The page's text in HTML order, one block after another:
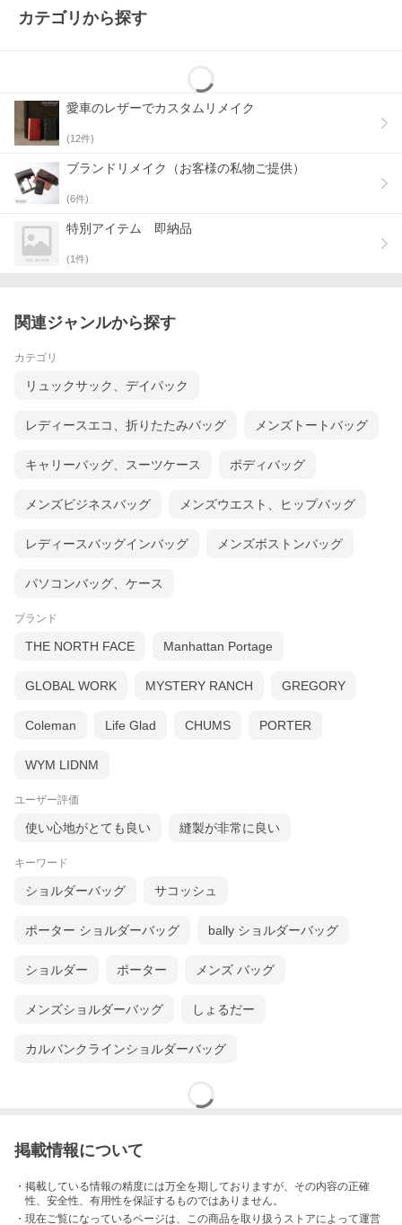
高級車の代名詞ドイツ車アウディのレザーシートにも採用されて
地球環境にも配慮している会社で専門の査定業者LWG（レザーワ
ーキンググループ）から最高ランクのゴールド認定を受けていま
す。レザーは全て食肉加工用の牛の原皮を使い、環境に配慮した
地球に優しい事業を営んでおります。
したかと言いますと、一番は環境問題。それと、シュリンクレザ
ーといって水や傷に最高ランクの耐性を持ち、色写りもしない。
そして、ショルダーとして手に持った時にとても柔らかく手に持
れいな発色も魅力の一つです。
安いレザーを使用すると水シミや傷跡も目立つようになります
し、長く使用する事ができません。NEW ANTIQUE は長く使用し
色の経年変化はほとんどなく、光沢は数年かけて少しずつ増して
詳しくはNEW ANTIQUE バッグシリーズのブランド紹介に記
載。
内装のアルカンターラとは
内装にもこだわった素材を使用しています。高級車天井部分やシ
ート部分に使用されるアルカンターラ素材を使用。
日本製の東レ株式会社 [TORAY]のアルカンターラ（日本名ウルト
ラスエード）を内装に使用。
現在はレクサスの内装にも採用されております。手触りもしっと
でも目立つ部分に採用しています通り、通常はメインで使って頂
するのは本当に贅沢な仕様となっております。
TORAY製のアルカンターラ（ウルトラスエード）は地球環境にも
うレザーがさらに貴重な物になっていくという事になってきま
様のご意見を参考にさせて頂きました。スマホと薄型のお財布が
入る最小限のバッグサイズです。男女兼用で使って頂けるように
高級感のあるシンプルデザインを採用。シンプルにする事により
革やアルカンターラの質の高さを実感できると思います。
バッグですので軽くて丈夫に設計。フルレザーで制作するとどう
用する事により軽さと丈夫さを向上。車レザー部分はお好きな車
ルカンターラ）はカラー選択可能ですのでお好きなようにカスタ
ムをお楽しみ下さい。
ベルトは、ショルダーベルトタイプとショートサイズベルト（手
持ち用）をお選び頂けます。ショルダーベルトは肩掛け、斜め掛
もオーダー時に自由に変更可能ですので、ご自分にぴったりのサ
商品画像のショルダーベルトサイズは最大125ｃｍで、調整は5ｃ
ショートサイズのベルトは、手持ち用です。ハンドバッグやセカ
取り付け可能ですので、お散歩やショッピングなどにも最適で
す。商品画像のショートベルトの長さは金具を入れて28ｃｍ。
スマホが落ちないように入り口にはマグネット式ベルト。片手で
ワンタッチで取り外しできますのでスマホの出し入れもスムー
カテゴリから探す
愛車のレザーでカスタムリメイク
(12件)
ブランドリメイク（お客様の私物ご提供）
(6件)
特別アイテム 即納品
(1件)
関連ジャンルから探す
カテゴリ
リュックサック、デイパック
レディースエコ、折りたたみバッグ メンズトートバッグ
キャリーバッグ、スーツケース ボディバッグ
メンズビジネスバッグ メンズウエスト、ヒップバッグ
レディースバッグインバッグ メンズボストンバッグ
パソコンバッグ、ケース
ブランド
THE NORTH FACE Manhattan Portage
GLOBAL WORK MYSTERY RANCH GREGORY
Coleman Life Glad CHUMS PORTER
WYM LIDNM
ユーザー評価
使い心地がとても良い 縫製が非常に良い
キーワード
ショルダーバッグ サコッシュ
ポーター ショルダーバッグ bally ショルダーバッグ
ショルダー ポーター メンズ バッグ
メンズショルダーバッグ しょるだー
カルバンクラインショルダーバッグ
掲載情報について
・掲載している情報の精度には万全を期しておりますが、その内容の正確
性、安全性、有用性を保証するものではありません。
・現在ご覧になっているページは、この商品を取り扱うストアによって運営